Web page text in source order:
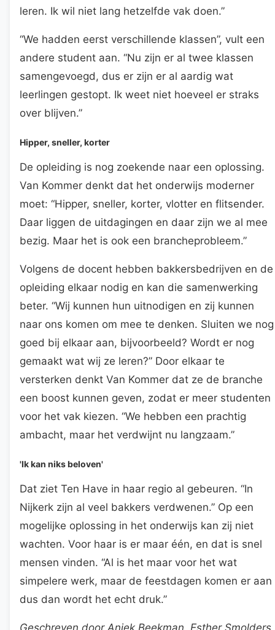
leren. Ik wil niet lang hetzelfde vak doen.”
“We hadden eerst verschillende klassen”, vult een
andere student aan. “Nu zijn er al twee klassen
samengevoegd, dus er zijn er al aardig wat
leerlingen gestopt. Ik weet niet hoeveel er straks
over blijven.”
Hipper, sneller, korter
De opleiding is nog zoekende naar een oplossing.
Van Kommer denkt dat het onderwijs moderner
moet: “Hipper, sneller, korter, vlotter en flitsender.
Daar liggen de uitdagingen en daar zijn we al mee
bezig. Maar het is ook een brancheprobleem.”
Volgens de docent hebben bakkersbedrijven en de
opleiding elkaar nodig en kan die samenwerking
beter. “Wij kunnen hun uitnodigen en zij kunnen
naar ons komen om mee te denken. Sluiten we nog
goed bij elkaar aan, bijvoorbeeld? Wordt er nog
gemaakt wat wij ze leren?” Door elkaar te
versterken denkt Van Kommer dat ze de branche
een boost kunnen geven, zodat er meer studenten
voor het vak kiezen. “We hebben een prachtig
ambacht, maar het verdwijnt nu langzaam.”
'Ik kan niks beloven'
Dat ziet Ten Have in haar regio al gebeuren. “In
Nijkerk zijn al veel bakkers verdwenen.” Op een
mogelijke oplossing in het onderwijs kan zij niet
wachten. Voor haar is er maar één, en dat is snel
mensen vinden. “Al is het maar voor het wat
simpelere werk, maar de feestdagen komen er aan
dus dan wordt het echt druk.”
Geschreven door Aniek Beekman, Esther Smolders